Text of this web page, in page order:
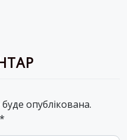
опублікована.
*